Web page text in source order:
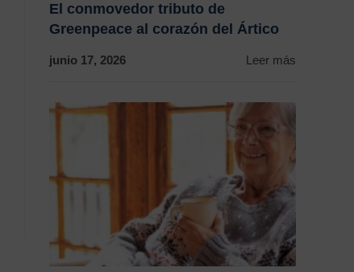
El conmovedor tributo de
Greenpeace al corazón del Ártico
junio 17, 2026 Leer más